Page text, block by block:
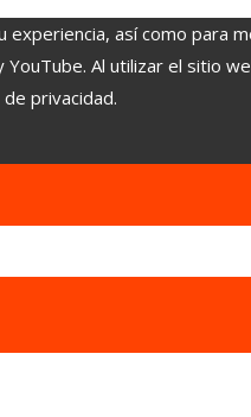
así como para
Al utilizar el sitio
privacidad.